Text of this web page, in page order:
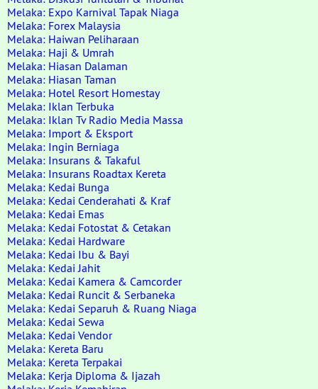
Melaka: Expo Karnival Tapak Niaga
Melaka: Forex Malaysia
Melaka: Haiwan Peliharaan
Melaka: Haji & Umrah
Melaka: Hiasan Dalaman
Melaka: Hiasan Taman
Melaka: Hotel Resort Homestay
Melaka: Iklan Terbuka
Melaka: Iklan Tv Radio Media Massa
Melaka: Import & Eksport
Melaka: Ingin Berniaga
Melaka: Insurans & Takaful
Melaka: Insurans Roadtax Kereta
Melaka: Kedai Bunga
Melaka: Kedai Cenderahati & Kraf
Melaka: Kedai Emas
Melaka: Kedai Fotostat & Cetakan
Melaka: Kedai Hardware
Melaka: Kedai Ibu & Bayi
Melaka: Kedai Jahit
Melaka: Kedai Kamera & Camcorder
Melaka: Kedai Runcit & Serbaneka
Melaka: Kedai Separuh & Ruang Niaga
Melaka: Kedai Sewa
Melaka: Kedai Vendor
Melaka: Kereta Baru
Melaka: Kereta Terpakai
Melaka: Kerja Diploma & Ijazah